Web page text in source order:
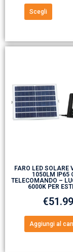
Scegli
FARO LED SOLARE
1050LM IP65
TELECOMANDO –
6000K PER
€51.99
Aggiungi al